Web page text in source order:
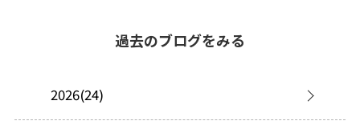
過去のブログをみる
2026(24)